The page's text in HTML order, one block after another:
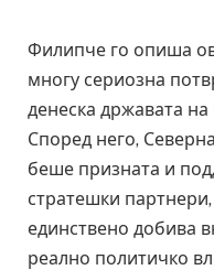
Филипче го опиша
многу сериозна
денеска државата
Според него,
беше призната и
стратешки
единствено добива
реално политичко